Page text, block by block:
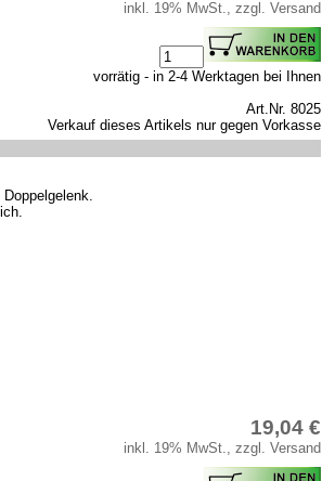
inkl. 19% MwSt., zzgl. Versand
vorrätig - in 2-4 Werktagen bei Ihnen
Art.Nr. 8025
Verkauf dieses Artikels nur gegen Vorkasse
19,04 €
inkl. 19% MwSt., zzgl. Versand